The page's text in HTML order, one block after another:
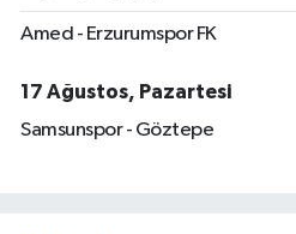
Amed - Erzurumspor FK
17 Ağustos, Pazartesi
Samsunspor - Göztepe